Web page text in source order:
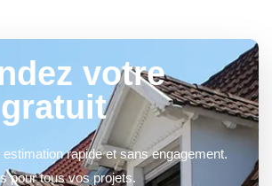
votre
rapide et sans engagement.
pour tous vos projets.